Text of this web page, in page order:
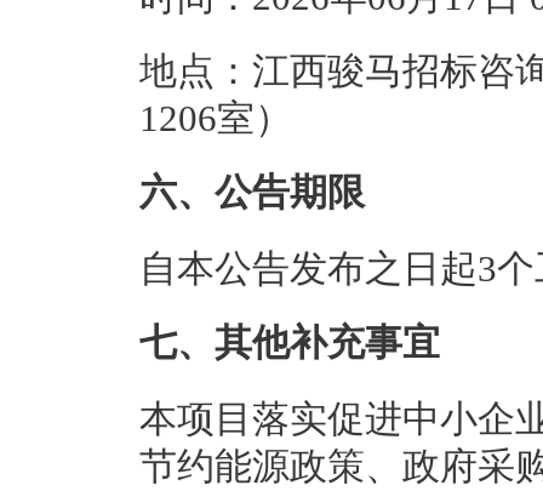
地点：江西骏马招标咨
1206室）
六、公告期限
自本公告发布之日起3
七、其他补充事宜
本项目落实促进中小企
节约能源政策、政府采